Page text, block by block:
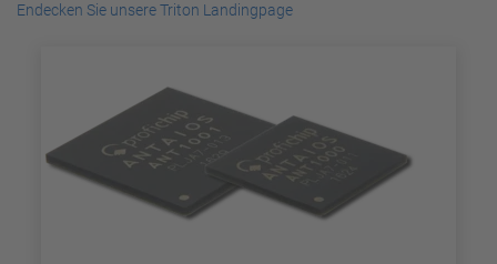
Endecken Sie unsere Triton Landingpage